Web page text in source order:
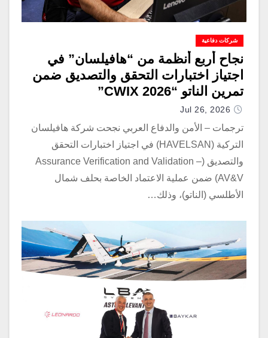
شركات دفاعية
نجاح أربع أنظمة من “هافيلسان” في
اجتياز اختبارات التحقق والتصديق ضمن
تمرين الناتو “CWIX 2026”
Jul 26, 2026
ترجمات – الأمن والدفاع العربي نجحت شركة هافيلسان
التركية (HAVELSAN) في اجتياز اختبارات التحقق
والتصديق (Assurance Verification and Validation –
AV&V) ضمن عملية الاعتماد الخاصة بحلف شمال
الأطلسي (الناتو)، وذلك…